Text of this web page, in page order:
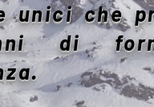
unici che
di